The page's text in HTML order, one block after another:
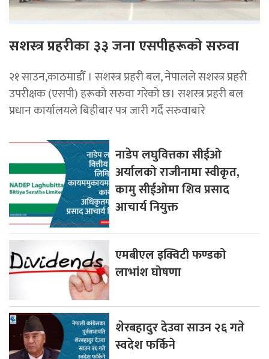
सशस्त्र प्रहरीका ३३ जना एसपीहरूको सरुवा
२१ साउन,काठमाडौँ । सशस्त्र प्रहरी बल, नेपालले सशस्त्र प्रहरी
उपरीक्षक (एसपी) हरूको सरुवा गरेको छ। सशस्त्र प्रहरी बल
प्रधान कार्यालयले बिहीबार पत्र जारी गर्दै सरुवाबारे
नाडेप लघुवित्तका सीईओ
अर्यालको राजीनामा स्वीकृत,
कामु सीईओमा शिव प्रसाद
आचार्य नियुक्त
एमबीएल इक्विटी फण्डको
लाभांश घोषणा
शेरबहादुर देउवा साउन २६ गते
स्वदेश फर्किने